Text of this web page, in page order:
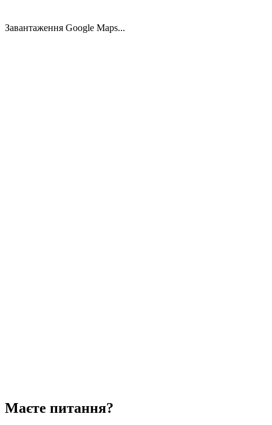
Завантаження Google Maps...
Маєте питання?